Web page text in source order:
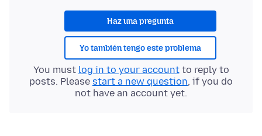
Haz una pregunta
Yo también tengo este problema
You must log in to your accountto reply to
posts. Please start a new question, if you do
not have an account yet.